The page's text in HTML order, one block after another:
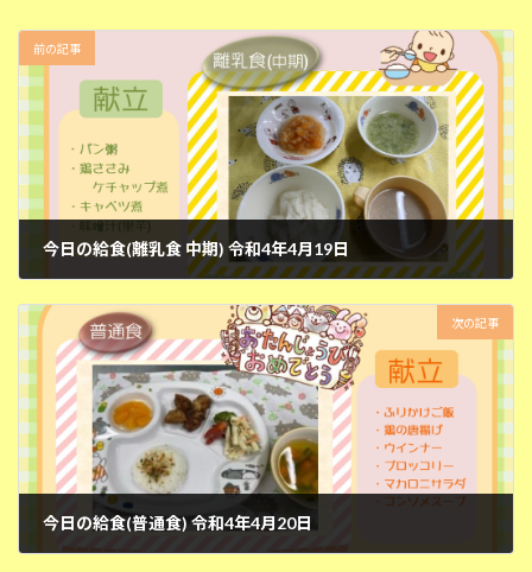
前の記事
今日の給食(離乳食 中期) 令和4年4月19日
次の記事
今日の給食(普通食) 令和4年4月20日